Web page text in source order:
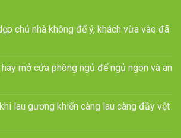
chủ nhà không để ý, khách vừa vào đã
mở cửa phòng ngủ để ngủ ngon và an
lau gương khiến càng lau càng đầy vệt